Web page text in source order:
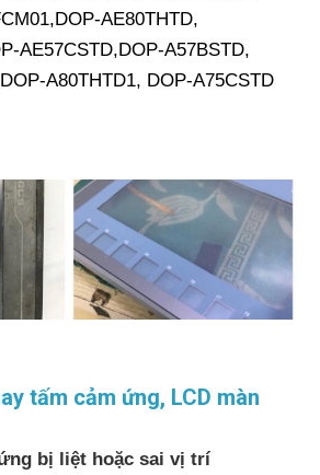
AE80THTD,
AE57CSTD,DOP-A57BSTD,
A80THTD1, DOP-A75CSTD
tấm cảm ứng, LCD màn
bị liệt hoặc sai vị trí